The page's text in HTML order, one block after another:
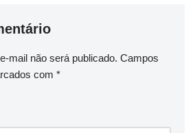
mail não será publicado. Campos
com *